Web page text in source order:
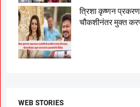
त्रिशा कृष्णन
चौकशीनंतर मुक्त
WEB STORIES